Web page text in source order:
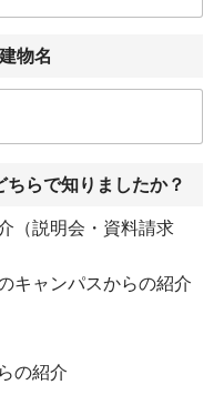
建物名
らで知りましたか？
（説明会・資料請求
キャンパスからの紹介
の紹介